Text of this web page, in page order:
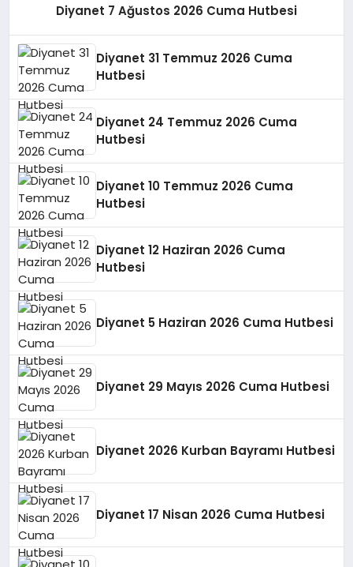
Diyanet 7 Ağustos 2026 Cuma Hutbesi
Diyanet 31 Temmuz 2026 Cuma
Hutbesi
Diyanet 24 Temmuz 2026 Cuma
Hutbesi
Diyanet 10 Temmuz 2026 Cuma
Hutbesi
Diyanet 12 Haziran 2026 Cuma
Hutbesi
Diyanet 5 Haziran 2026 Cuma Hutbesi
Diyanet 29 Mayıs 2026 Cuma Hutbesi
Diyanet 2026 Kurban Bayramı Hutbesi
Diyanet 17 Nisan 2026 Cuma Hutbesi